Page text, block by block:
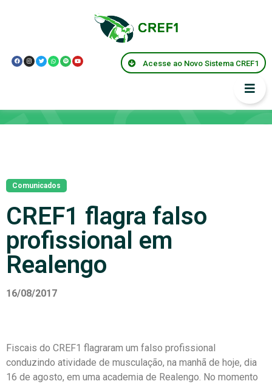
Acesse ao Novo Sistema CREF1
Comunicados
CREF1 flagra falso
profissional em
Realengo
16/08/2017
Fiscais do CREF1 flagraram um falso profissional
conduzindo atividade de musculação, na manhã de hoje, dia
16 de agosto, em uma academia de Realengo. No momento